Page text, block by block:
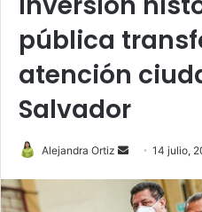
pública
atención
Salvador
Alejandra Ortiz
Send
email
14 julio,